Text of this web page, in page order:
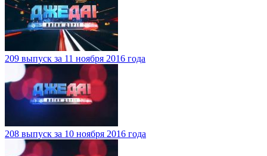
209 выпуск за 11 ноября 2016 года
208 выпуск за 10 ноября 2016 года